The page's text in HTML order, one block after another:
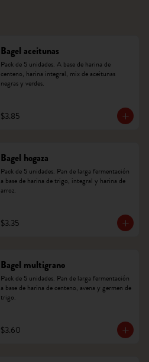
Bagel aceitunas
Pack de 5 unidades. A base de harina de
centeno, harina integral, mix de aceitunas
negras y verdes.
$3.85
Bagel hogaza
Pack de 5 unidades. Pan de larga fermentación
a base de harina de trigo, integral y harina de
arroz.
$3.35
Bagel multigrano
Pack de 5 unidades. Pan de larga fermentación
a base de harina de centeno, avena y germen de
trigo.
$3.60